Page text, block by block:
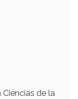
Ciencias de la